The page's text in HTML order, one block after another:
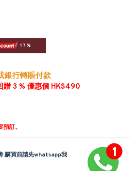
17%
銀行轉賬付款
贈 3 % 優惠價 HK$490
訂。
,購買前請先whatsapp我